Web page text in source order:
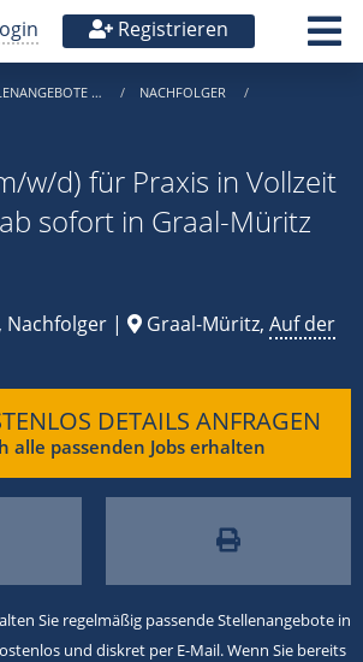
Registrieren
…
NACHFOLGER
w/d) für Praxis in Vollzeit
sofort in Graal-Müritz
Nachfolger | Graal-Müritz, Auf der
DETAILS ANFRAGEN
alle passenden Jobs erhalten
Sie regelmäßig passende Stellenangebote in
und diskret per E-Mail. Wenn Sie bereits